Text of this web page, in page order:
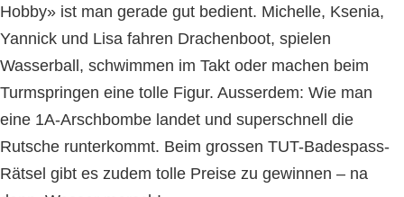
Hobby» ist man gerade gut bedient. Michelle, Ksenia,
Yannick und Lisa fahren Drachenboot, spielen
Wasserball, schwimmen im Takt oder machen beim
Turmspringen eine tolle Figur. Ausserdem: Wie man
eine 1A-Arschbombe landet und superschnell die
Rutsche runterkommt. Beim grossen TUT-Badespass-
Rätsel gibt es zudem tolle Preise zu gewinnen – na